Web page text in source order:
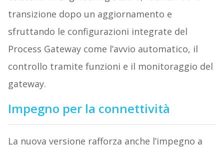
transizione dopo un aggiornamento e
sfruttando le configurazioni integrate del
Process Gateway come l’avvio automatico, il
controllo tramite funzioni e il monitoraggio del
gateway.
Impegno per la connettività
La nuova versione rafforza anche l’impegno a